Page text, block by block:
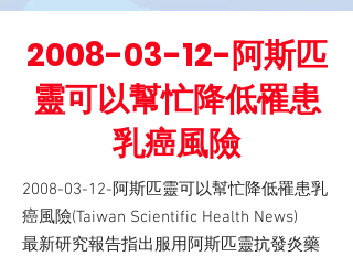
2008-03-12-阿斯匹
靈可以幫忙降低罹患
乳癌風險
2008-03-12-阿斯匹靈可以幫忙降低罹患乳
癌風險(Taiwan Scientific Health News)
最新研究報告指出服用阿斯匹靈抗發炎藥